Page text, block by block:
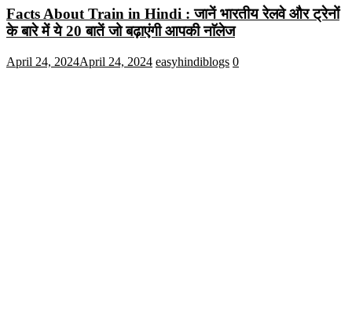
Facts About Train in Hindi : जानें भारतीय रेलवे और ट्रेनों
के बारे में ये 20 बातें जो बढ़ाएंगी आपकी नाॅलेज
April 24, 2024April 24, 2024 easyhindiblogs 0